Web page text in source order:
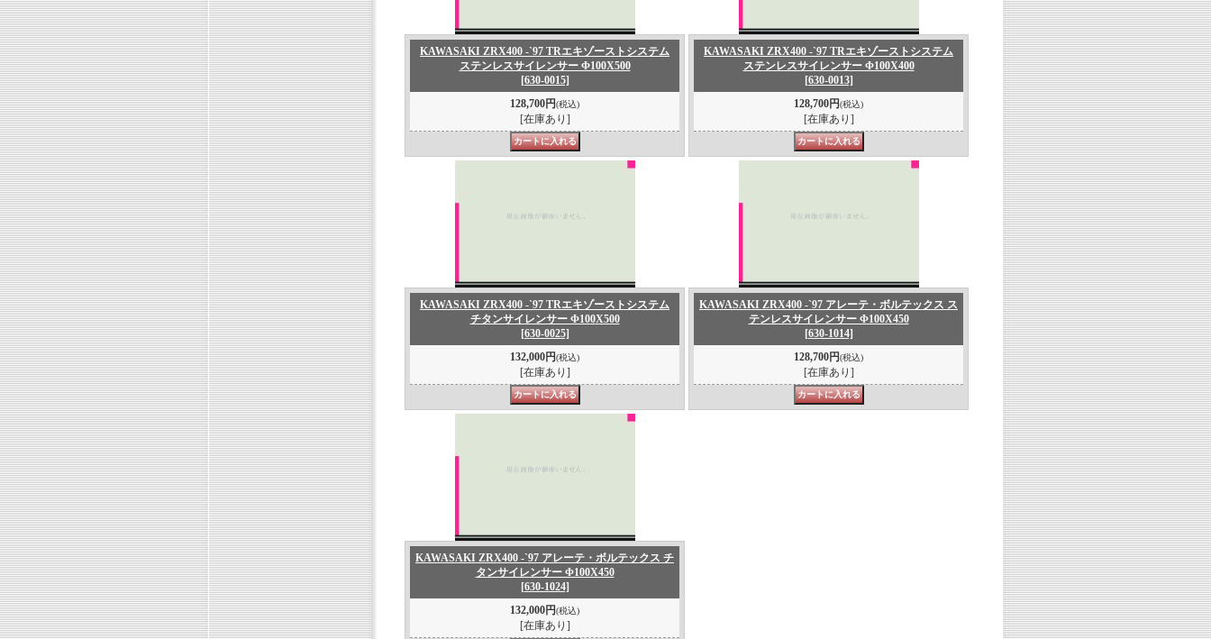
KAWASAKI ZRX400 -`97 TRエキゾーストシステム
ステンレスサイレンサー Φ100X500
[630-0015]
128,700円(税込)
[在庫あり]
KAWASAKI ZRX400 -`97 TRエキゾーストシステム
ステンレスサイレンサー Φ100X400
[630-0013]
128,700円(税込)
[在庫あり]
KAWASAKI ZRX400 -`97 TRエキゾーストシステム
チタンサイレンサー Φ100X500
[630-0025]
132,000円(税込)
[在庫あり]
KAWASAKI ZRX400 -`97 アレーテ・ボルテックス ス
テンレスサイレンサー Φ100X450
[630-1014]
128,700円(税込)
[在庫あり]
KAWASAKI ZRX400 -`97 アレーテ・ボルテックス チ
タンサイレンサー Φ100X450
[630-1024]
132,000円(税込)
[在庫あり]